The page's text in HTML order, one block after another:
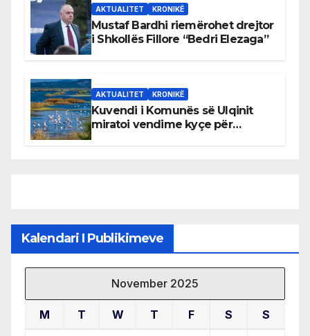
AKTUALITET KRONIKË
Mustaf Bardhi riemërohet drejtor
i Shkollës Fillore “Bedri Elezaga”
AKTUALITET KRONIKË
Kuvendi i Komunës së Ulqinit
miratoi vendime kyçe për
Kalendari I Publikimeve
November 2025
M T W T F S S